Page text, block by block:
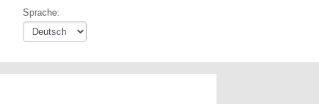
Sprache: